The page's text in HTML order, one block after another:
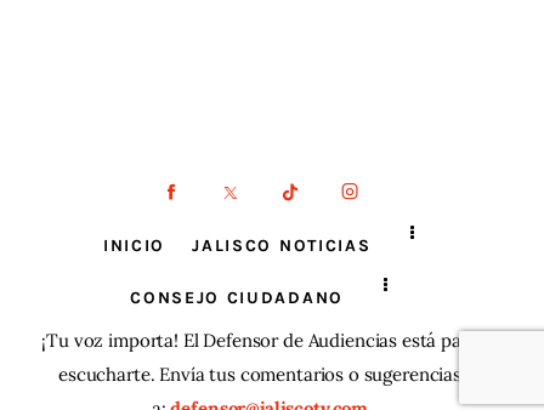
INICIO JALISCO NOTICIAS
CONSEJO CIUDADANO
¡Tu voz importa! El Defensor de Audiencias está para
escucharte. Envía tus comentarios o sugerencias